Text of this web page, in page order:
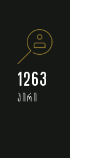
1263
პირი